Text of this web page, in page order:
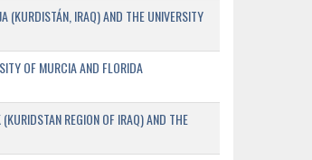
(KURDISTÁN, IRAQ) AND THE UNIVERSITY
OF MURCIA AND FLORIDA
REGION OF IRAQ) AND THE